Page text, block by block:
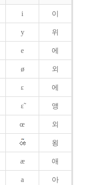
i 이
y 위
e 에
ø 외
ɛ 에
ɛ̃ 앵
œ 외
욍
æ 애
a 아